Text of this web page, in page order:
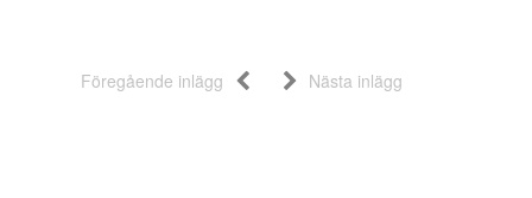
Föregående inlägg Nästa inlägg